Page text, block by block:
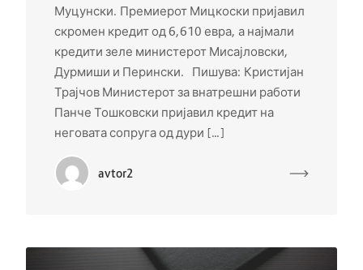
Муцунски. Премиерот Мицкоски пријавил
скромен кредит од 6,610 евра, а најмали
кредити зеле министерот Мисајловски,
Дурмиши и Перински. Пишува: Кристијан
Трајчов Министерот за внатрешни работи
Панче Тошковски пријавил кредит на
неговата сопруга од дури […]
avtor2